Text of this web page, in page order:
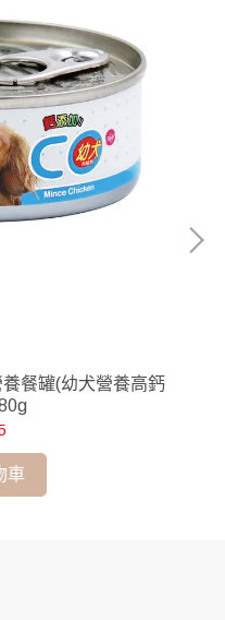
養餐罐(幼犬營養高鈣
車